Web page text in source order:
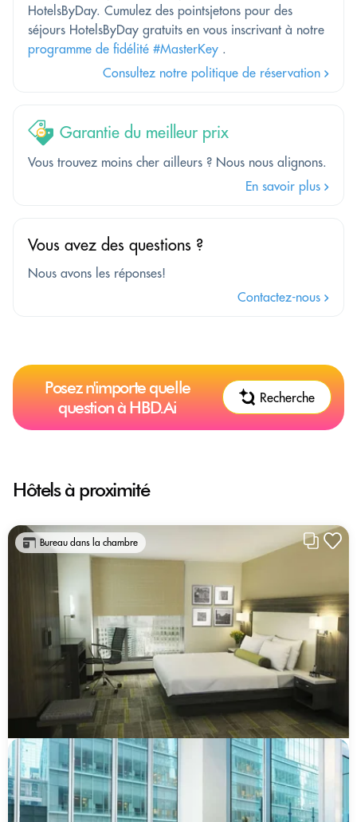
HotelsByDay. Cumulez des pointsjetons pour des
séjours HotelsByDay gratuits en vous inscrivant à notre
programme de fidélité #MasterKey .
Consultez notre politique de réservation
Garantie du meilleur prix
Vous trouvez moins cher ailleurs ? Nous nous alignons.
En savoir plus
Vous avez des questions ?
Nous avons les réponses!
Contactez-nous
Posez n'importe quelle
question à HBD.Ai
Recherche
Hôtels à proximité
Bureau dans la chambre